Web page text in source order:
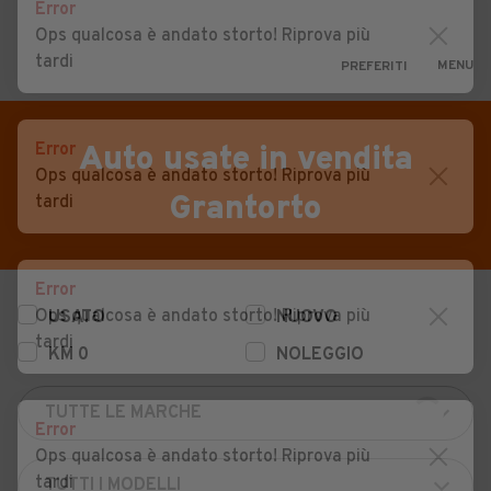
PREFERITI MENU
CERCA
Auto
Auto usate
Auto Km 0
Auto Nuove
Noleggio a lungo termine
Auto d'epoca
Moto
Camper
VENDI
MAGAZINE
ACCEDI
Auto usate in vendita
Grantorto
USATO
NUOVO
KM 0
NOLEGGIO
Error
Ops qualcosa è andato storto! Riprova più
tardi
Error
Ops qualcosa è andato storto! Riprova più
tardi
Error
Ops qualcosa è andato storto! Riprova più
tardi
Error
Ops qualcosa è andato storto! Riprova più
tardi